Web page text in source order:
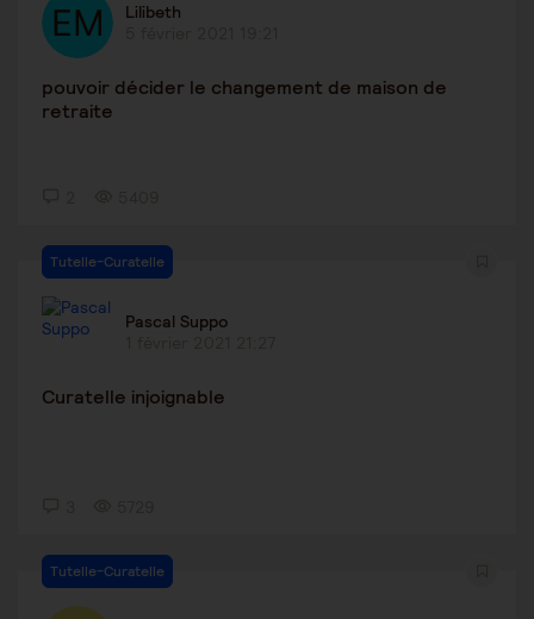
Lilibeth
pouvoir décider le changement de maison de
retraite
Tutelle-Curatelle
Pascal Suppo
Curatelle injoignable
Tutelle-Curatelle